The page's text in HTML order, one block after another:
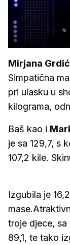
Mirjana Grdić
Simpatična
pri ulasku u
kilograma,
Baš kao i
je sa 129,7, s
107,2 kile.
Izgubila je
troje djece, sa
89,1, te tako